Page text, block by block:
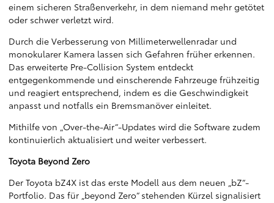
einem sicheren Straßenverkehr, in dem niemand mehr getötet
oder schwer verletzt wird.
Durch die Verbesserung von Millimeterwellenradar und
monokularer Kamera lassen sich Gefahren früher erkennen.
Das erweiterte Pre-Collision System entdeckt
entgegenkommende und einscherende Fahrzeuge frühzeitig
und reagiert entsprechend, indem es die Geschwindigkeit
anpasst und notfalls ein Bremsmanöver einleitet.
Mithilfe von „Over-the-Air“-Updates wird die Software zudem
kontinuierlich aktualisiert und weiter verbessert.
Toyota Beyond Zero
Der Toyota bZ4X ist das erste Modell aus dem neuen „bZ“-
Portfolio. Das für „beyond Zero“ stehenden Kürzel signalisiert